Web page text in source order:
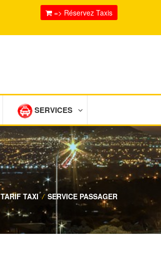
=> Réservez Taxis
SERVICES
TARIF TAXI / SERVICE PASSAGER